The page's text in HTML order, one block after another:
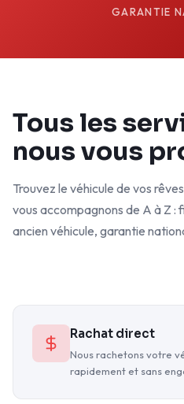
GARANTIE
Tous les
nous vous
Trouvez le véhicule de vos
vous accompagnons de A à Z
ancien véhicule, garantie
Rachat direct
Nous rachetons votre
rapidement et sans